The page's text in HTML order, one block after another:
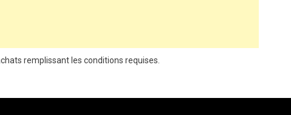
remplissant les conditions requises.